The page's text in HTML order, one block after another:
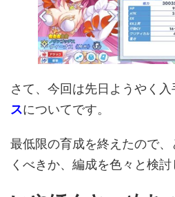
さて、今回は先日ようやく入
スについてです。
最低限の育成を終えたので
くべきか、編成を色々と検討